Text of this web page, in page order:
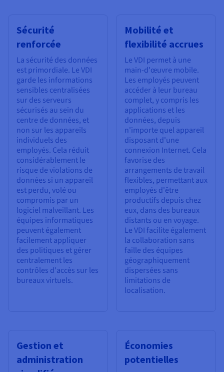
Sécurité
renforcée
La sécurité des données
est primordiale. Le VDI
garde les informations
sensibles centralisées
sur des serveurs
sécurisés au sein du
centre de données, et
non sur les appareils
individuels des
employés. Cela réduit
considérablement le
risque de violations de
données si un appareil
est perdu, volé ou
compromis par un
logiciel malveillant. Les
équipes informatiques
peuvent également
facilement appliquer
des politiques et gérer
centralement les
contrôles d'accès sur les
bureaux virtuels.
Mobilité et
flexibilité accrues
Le VDI permet à une
main-d'œuvre mobile.
Les employés peuvent
accéder à leur bureau
complet, y compris les
applications et les
données, depuis
n'importe quel appareil
disposant d'une
connexion Internet. Cela
favorise des
arrangements de travail
flexibles, permettant aux
employés d'être
productifs depuis chez
eux, dans des bureaux
distants ou en voyage.
Le VDI facilite également
la collaboration sans
faille des équipes
géographiquement
dispersées sans
limitations de
localisation.
Gestion et
administration
Économies
potentielles